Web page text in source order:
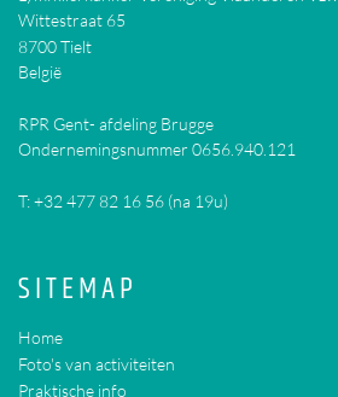
Wittestraat 65
8700Tielt
België
RPR Gent- afdeling Brugge
Ondernemingsnummer 0656.940.121
T:+32 477 82 16 56 (na 19u)
SITEMAP
Home
Foto's van activiteiten
Praktische info